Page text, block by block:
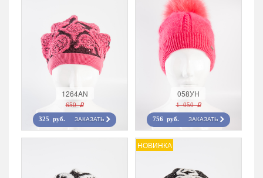
1264AN
650 r
325 руб. ЗАКАЗАТЬ
058УН
1 050 r
756 руб. ЗАКАЗАТЬ
НОВИНКА